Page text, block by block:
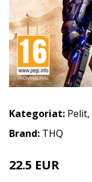
Kategoriat: Pelit,
Brand: THQ
22.5 EUR